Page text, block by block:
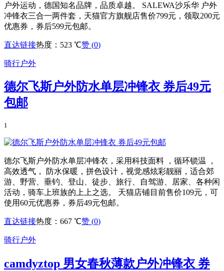
户外运动，德国知名品牌，品质卓越。 SALEWA沙乐华 户外
冲锋衣三合一两件套，天猫官方旗舰店售价799元，领取200元
优惠券，券后599元包邮。
直达链接热度：523 ℃赞 (0)
骑行户外
德尔飞斯户外防水单层冲锋衣 券后49元
包邮
1
德尔飞斯户外防水单层冲锋衣，采用科技面料 ，循环锁温 ，
高效透气， 防水保暖，拼色设计，视觉感炫彩靓丽，适合郊
游、野营、垂钓、登山、徒步、旅行、自驾游、居家、各种闲
活动，骑车上班族的上上之选。 天猫店铺目前售价109元，可
使用60元优惠券，券后49元包邮。
直达链接热度：667 ℃赞 (0)
骑行户外
camdyztop 男女春秋薄款户外冲锋衣 券